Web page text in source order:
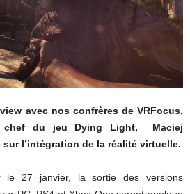
avec nos confrères de VRFocus,
chef du jeu Dying Light, Maciej
sur l’intégration de la réalité virtuelle.
le 27 janvier, la sortie des versions